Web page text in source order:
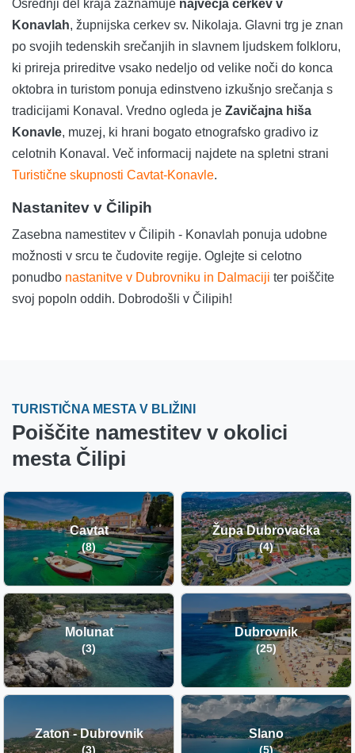
Osrednji del kraja zaznamuje največja cerkev v
Konavlah, župnijska cerkev sv. Nikolaja. Glavni trg je znan
po svojih tedenskih srečanjih in slavnem ljudskem folkloru,
ki prireja prireditve vsako nedeljo od velike noči do konca
oktobra in turistom ponuja edinstveno izkušnjo srečanja s
tradicijami Konaval. Vredno ogleda je Zavičajna hiša
Konavle, muzej, ki hrani bogato etnografsko gradivo iz
celotnih Konaval. Več informacij najdete na spletni strani
Turistične skupnosti Cavtat-Konavle.
Nastanitev v Čilipih
Zasebna namestitev v Čilipih - Konavlah ponuja udobne
možnosti v srcu te čudovite regije. Oglejte si celotno
ponudbo nastanitve v Dubrovniku in Dalmaciji ter poiščite
svoj popoln oddih. Dobrodošli v Čilipih!
TURISTIČNA MESTA V BLIŽINI
Poiščite namestitev v okolici
mesta Čilipi
Cavtat
(8)
Župa Dubrovačka
(4)
Molunat
(3)
Dubrovnik
(25)
Zaton - Dubrovnik
(3)
Slano
(5)